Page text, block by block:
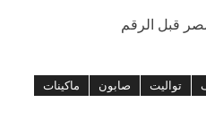
تواليت صابون ماكينات